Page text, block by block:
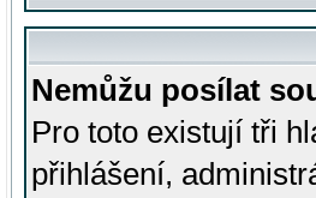
Nemůžu posílat
Pro toto existují tři
přihlášení,